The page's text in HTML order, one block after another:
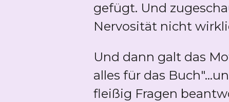
gefügt. Und
Nervosität nicht
Und dann galt das
alles für das
fleißig Fragen